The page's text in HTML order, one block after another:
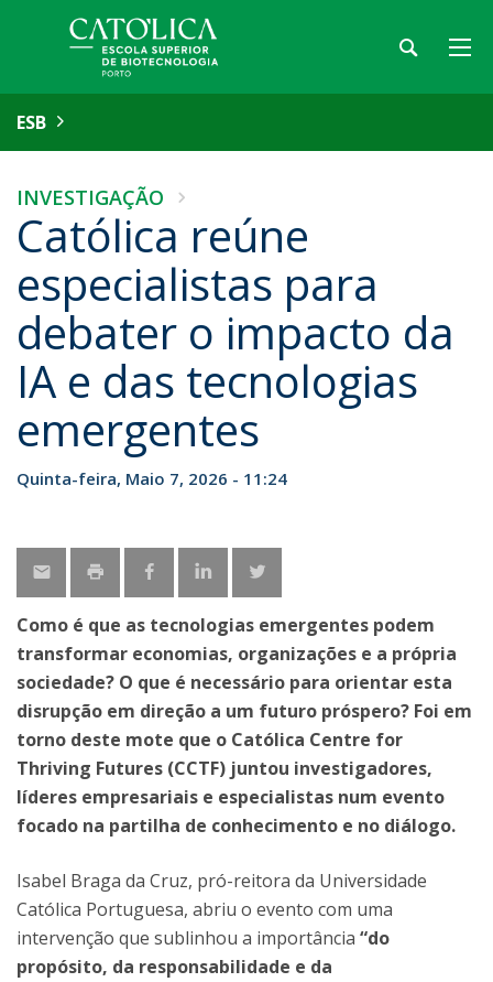
ESB
INVESTIGAÇÃO
Católica reúne
especialistas para
debater o impacto da
IA e das tecnologias
emergentes
Quinta-feira, Maio 7, 2026 - 11:24
Como é que as tecnologias emergentes podem
transformar economias, organizações e a própria
sociedade? O que é necessário para orientar esta
disrupção em direção a um futuro próspero? Foi em
torno deste mote que o Católica Centre for
Thriving Futures (CCTF) juntou investigadores,
líderes empresariais e especialistas num evento
focado na partilha de conhecimento e no diálogo.
Isabel Braga da Cruz, pró-reitora da Universidade
Católica Portuguesa, abriu o evento com uma
intervenção que sublinhou a importância “do
propósito, da responsabilidade e da